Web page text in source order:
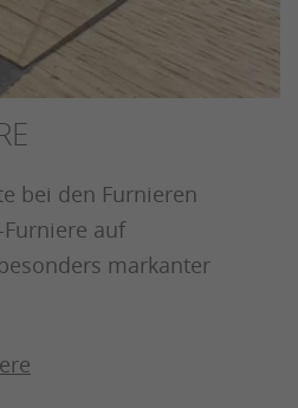
bei den Furnieren
auf
markanter